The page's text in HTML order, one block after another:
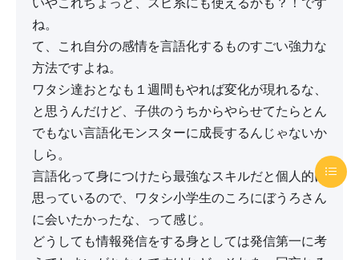
ね。
て、これ自分の感情を言語化するものすごい強力な
方法ですよね。
ワタシ達おとなも１週間もやれば変化が現れるな、
と思うんだけど、子供のうちからやらせてたらとん
でもない言語化モンスターに成長するんじゃないか
しら。
言語化って身につけたら最強なスキルだと個人的に
思っているので、ワタシ小学生のころにぼうろさん
に会いたかったな、って感じ。
どうしても情報発信をする身としては発信第一に考